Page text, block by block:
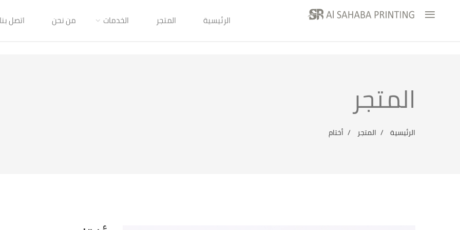
الرئيسية المتجر الخدمات من نحن اتصل بنا
المتجر
الرئيسية المتجر أختام